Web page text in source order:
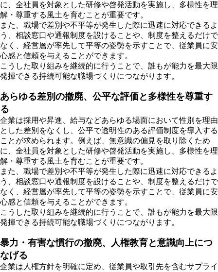
に、全社員を対象とした研修や啓発活動を実施し、多様性を理
解・尊重する風土を育むことが重要です。
また、職場で差別や不平等が発生した際に迅速に対応できるよ
う、相談窓口や通報制度を設けることや、制度を整えるだけで
なく、経営層が率先して平等の姿勢を示すことで、従業員に安
心感と信頼を与えることができます。
こうした取り組みを継続的に行うことで、誰もが能力を最大限
発揮できる持続可能な職場づくりにつながります。
あらゆる差別の撤廃、公平な評価と多様性を尊重す
る
企業は採用や昇進、給与などあらゆる場面において性別を理由
とした差別をなくし、公平で透明性のある評価制度を導入する
ことが求められます。例えば、無意識の偏見を取り除くため
に、全社員を対象とした研修や啓発活動を実施し、多様性を理
解・尊重する風土を育むことが重要です。
また、職場で差別や不平等が発生した際に迅速に対応できるよ
う、相談窓口や通報制度を設けることや、制度を整えるだけで
なく、経営層が率先して平等の姿勢を示すことで、従業員に安
心感と信頼を与えることができます。
こうした取り組みを継続的に行うことで、誰もが能力を最大限
発揮できる持続可能な職場づくりにつながります。
暴力・有害な慣行の撤廃、人権教育と意識向上につ
なげる
企業は人権方針を明確に定め、従業員や取引先を含むサプライ